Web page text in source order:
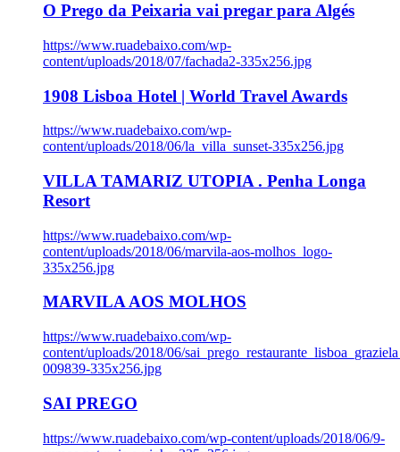
O Prego da Peixaria vai pregar para Algés
https://www.ruadebaixo.com/wp-
content/uploads/2018/07/fachada2-335x256.jpg
1908 Lisboa Hotel | World Travel Awards
https://www.ruadebaixo.com/wp-
content/uploads/2018/06/la_villa_sunset-335x256.jpg
VILLA TAMARIZ UTOPIA . Penha Longa
Resort
https://www.ruadebaixo.com/wp-
content/uploads/2018/06/marvila-aos-molhos_logo-
335x256.jpg
MARVILA AOS MOLHOS
https://www.ruadebaixo.com/wp-
content/uploads/2018/06/
009839-335x256.jpg
SAI PREGO
https://www.ruadebaixo.com/wp-content/uploads/2018/06/9-